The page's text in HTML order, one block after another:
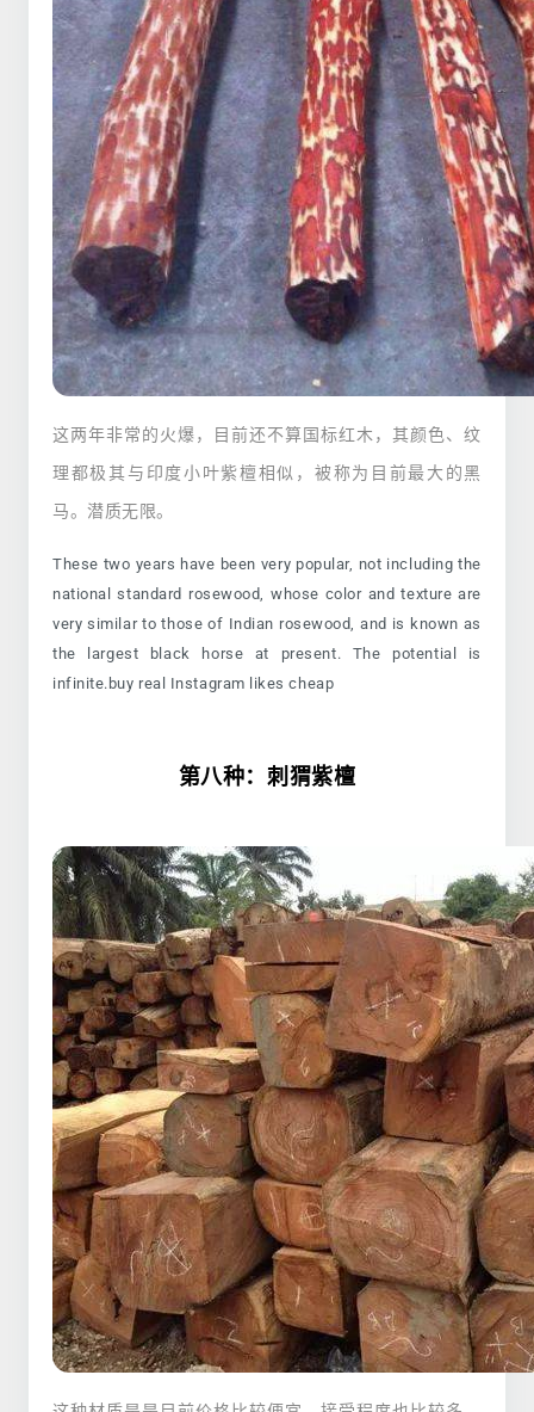
这两年非常的火爆，目前还不算国标红木，其颜色、纹
理都极其与印度小叶紫檀相似，被称为目前最大的黑
马。潜质无限。
These two years have been very popular, not including the
national standard rosewood, whose color and texture are
very similar to those of Indian rosewood, and is known as
the largest black horse at present. The potential is
infinite.buy real Instagram likes cheap
第八种：刺猬紫檀